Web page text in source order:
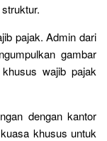
pajak. Admin dari
gambar
wajib pajak
dengan kantor
khusus untuk